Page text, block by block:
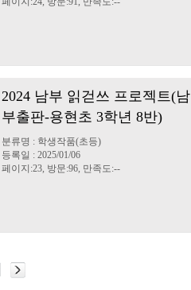
2024 남부 읽걷쓰 프로젝트(남
부출판-용현초 3학년 8반)
분류명 : 학생작품(초등)
등록일 : 2025/01/06
페이지:23, 방문:96, 만족도:--